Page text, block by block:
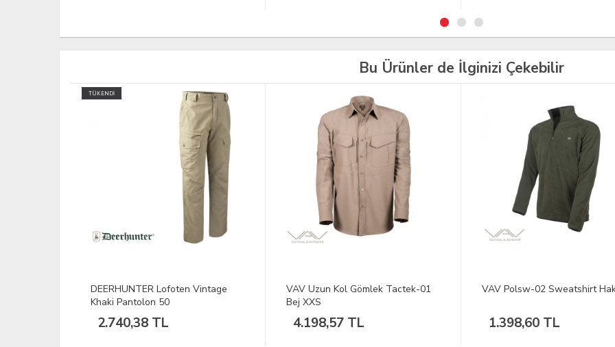
Bu Ürünler de İlginizi Çekebilir
VAV Uzun Kol Gömlek Tactek-01
Bej XXS
4.198,57 TL
VAV Polsw-02 Sweatshirt Haki XS
1.398,60 TL
VAV Hidden-11 Pantolon Gri
598,75 TL